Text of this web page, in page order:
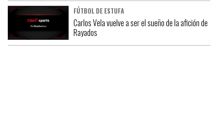
FÚTBOL DE ESTUFA
Carlos Vela vuelve a ser el sueño de la afición de
Rayados